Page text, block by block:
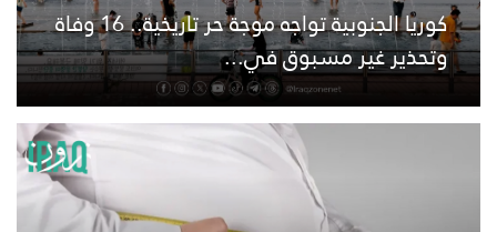
كوريا الجنوبية تواجه موجة حر تاريخية.. 16 وفاة
وتحذير غير مسبوق في...